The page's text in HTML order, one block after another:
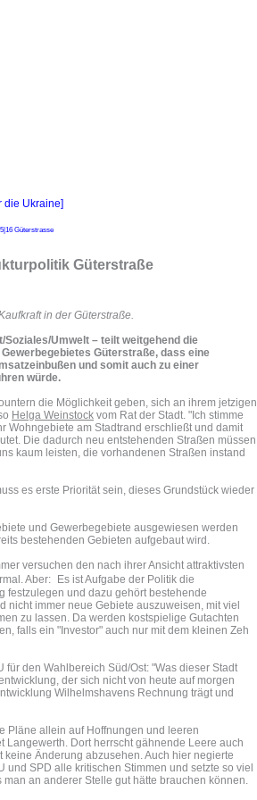
die Ukraine]
Güterstrasse
Güterstraße
in der Güterstraße.
Umwelt – teilt weitgehend die
Güterstraße, dass eine
und somit auch zu einer
würde.
die Möglichkeit geben, sich an ihrem jetzigen
Hel ga Weinstock vom Rat der Stadt. "Ich stimme
Wohngebiete am Stadtrand erschließt und damit
Die dadurch neu entstehenden Straßen müssen
kaum leisten, die vorhandenen Straßen instand
es erste Priorität sein, dieses Grundstück wieder
und Gewerbegebiete ausgewiesen werden
bestehenden Gebieten aufgebaut wird.
versuchen den nach ihrer Ansicht attraktivsten
Aber: Es ist Aufgabe der Politik die
festzulegen und dazu gehört bestehende
nicht immer neue Gebiete auszuweisen, mit viel
zu lassen. Da werden kostspielige Gutachten
falls ein "Investor" auch nur mit dem kleinen Zeh
für den Wahlbereich Süd/Ost: "Was dieser Stadt
der sich nicht von heute auf morgen
Wilhelmshavens Rechnung trägt und
Pläne allein auf Hoffnungen und leeren
Langewerth. Dort herrscht gähnende Leere auch
Änderung abzusehen. Auch hier negierte
SPD alle kritischen Stimmen und setzte so viel
an anderer Stelle gut hätte brauchen können.